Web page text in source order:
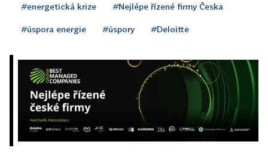
#energetická krize #Nejlépe řízené firmy Česka
#úspora energie #úspory #Deloitte